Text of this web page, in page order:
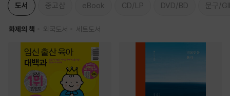
도서 중고샵 eBook CD/LP DVD/BD 문구/
화제의 책 외국도서 세트도서